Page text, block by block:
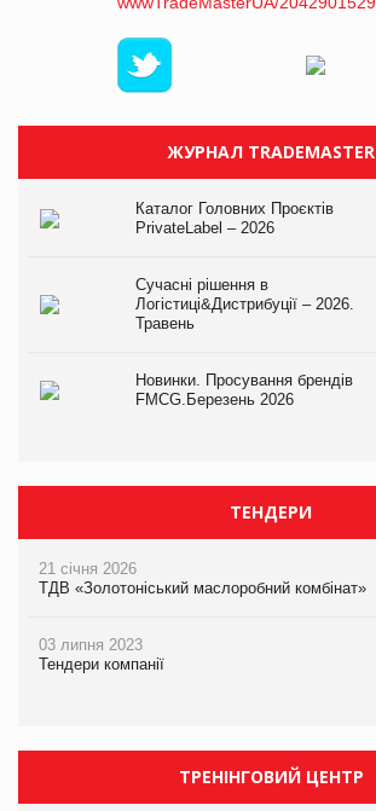
ЖУРНАЛ TRADEMASTER
Каталог Головних Проєктів
PrivateLabel – 2026
Сучасні рішення в
Логістиці&Дистрибуції – 2026.
Травень
Новинки. Просування брендів
FMCG.Березень 2026
ТЕНДЕРИ
21 січня 2026
ТДВ «Золотоніський маслоробний комбінат»
03 липня 2023
Тендери компанії
ТРЕНІНГОВИЙ ЦЕНТР